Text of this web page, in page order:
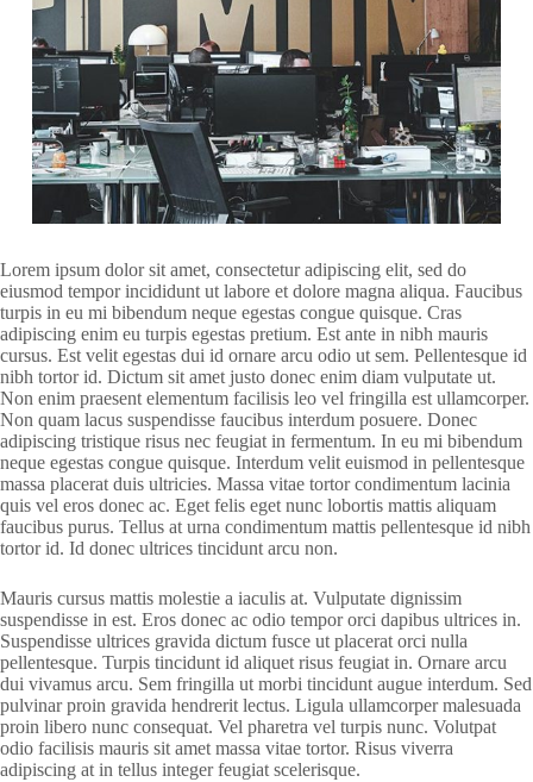
Lorem ipsum dolor sit amet, consectetur adipiscing elit, sed do
eiusmod tempor incididunt ut labore et dolore magna aliqua. Faucibus
turpis in eu mi bibendum neque egestas congue quisque. Cras
adipiscing enim eu turpis egestas pretium. Est ante in nibh mauris
cursus. Est velit egestas dui id ornare arcu odio ut sem. Pellentesque id
nibh tortor id. Dictum sit amet justo donec enim diam vulputate ut.
Non enim praesent elementum facilisis leo vel fringilla est ullamcorper.
Non quam lacus suspendisse faucibus interdum posuere. Donec
adipiscing tristique risus nec feugiat in fermentum. In eu mi bibendum
neque egestas congue quisque. Interdum velit euismod in pellentesque
massa placerat duis ultricies. Massa vitae tortor condimentum lacinia
quis vel eros donec ac. Eget felis eget nunc lobortis mattis aliquam
faucibus purus. Tellus at urna condimentum mattis pellentesque id nibh
tortor id. Id donec ultrices tincidunt arcu non.
Mauris cursus mattis molestie a iaculis at. Vulputate dignissim
suspendisse in est. Eros donec ac odio tempor orci dapibus ultrices in.
Suspendisse ultrices gravida dictum fusce ut placerat orci nulla
pellentesque. Turpis tincidunt id aliquet risus feugiat in. Ornare arcu
dui vivamus arcu. Sem fringilla ut morbi tincidunt augue interdum. Sed
pulvinar proin gravida hendrerit lectus. Ligula ullamcorper malesuada
proin libero nunc consequat. Vel pharetra vel turpis nunc. Volutpat
odio facilisis mauris sit amet massa vitae tortor. Risus viverra
adipiscing at in tellus integer feugiat scelerisque.